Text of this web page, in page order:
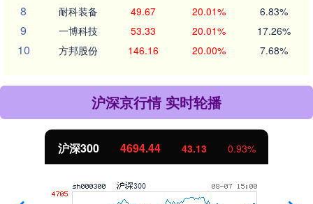
8 耐科装备 49.67 20.01% 6.83%
9 一博科技 53.33 20.01% 17.26%
10 方邦股份 146.16 20.00% 7.68%
沪深京行情 实时轮播
沪深300 4694.44 43.13 0.93%